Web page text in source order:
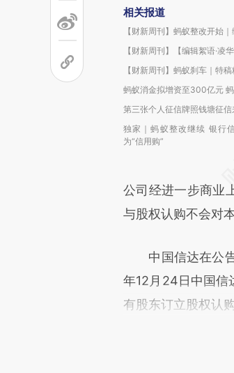
相关报道
【财新周刊】蚂蚁整改开始
【财新周刊】【编辑絮语·凌
【财新周刊】蚂蚁刹车｜特
蚂蚁消金拟增资至300亿元
第三张个人征信牌照钱塘征
独家｜蚂蚁整改继续 银行
为“信用购”
公司经进一步商业
与股权认购不会对
中国信达在公告
年12月24日中国信
有股东订立股权认购